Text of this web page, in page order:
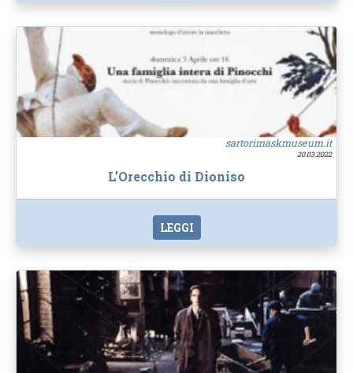
sartorimaskmuseum.it
20.03.2022
L’Orecchio di Dioniso
LEGGI